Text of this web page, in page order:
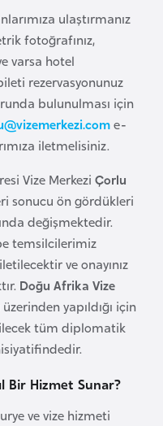
ulaştırmanız
fotoğrafınız,
varsa hotel
rezervasyonunuz
bulunulması için
e-
iletmelisiniz.
Vize Merkezi Çorlu
sonucu ön gördükleri
değişmektedir.
temsilcilerimiz
ve onayınız
Doğu Afrika Vize
yapıldığı için
tüm diplomatik
Bir Hizmet Sunar?
ve vize hizmeti